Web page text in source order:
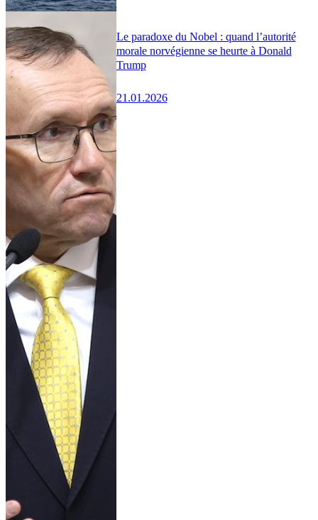
Le paradoxe du Nobel : quand l’autorité
morale norvégienne se heurte à Donald
Trump
21.01.2026